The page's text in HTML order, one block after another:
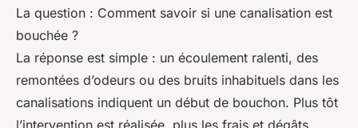
La question : Comment savoir si une canalisation est
bouchée ?
La réponse est simple : un écoulement ralenti, des
remontées d’odeurs ou des bruits inhabituels dans les
canalisations indiquent un début de bouchon. Plus tôt
l’intervention est réalisée, plus les frais et dégâts